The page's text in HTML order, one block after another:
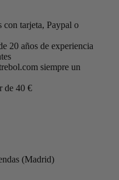
con tarjeta, Paypal o
20 años de experiencia
siempre un
de 40 €
(Madrid)